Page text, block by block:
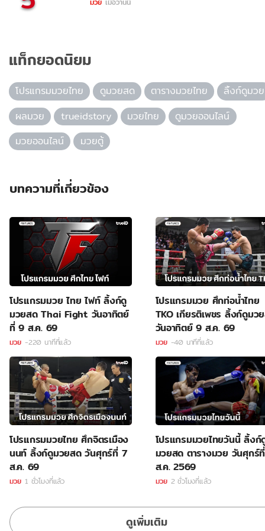
แท็กยอดนิยม
โปรแกรมมวยไทย ดูมวยสด ตารางมวยไทย
ลิ้งก์ดูมวย
ผลมวย
trueidstory มวยไทย
ดูมวยออนไลน์
มวยออนไลน์
มวยตู้
บทความที่เกี่ยวข้อง
โปรแกรมมวย ไทย ไฟท์ ลิ้งก์ดู
มวยสด Thai Fight วันอาทิตย์
ที่ 9 ส.ค. 69
มวย -220 นาทีที่แล้ว
โปรแกรมมวย ศึกท่อน้ำไทย
TKO เกียรติเพชร ลิ้งก์ดูมว
วันอาทิตย์ 9 ส.ค. 69
มวย -40 นาทีที่แล้ว
โปรแกรมมวยไทย ศึกจิตรเมือง
นนท์ ลิ้งก์ดูมวยสด วันศุกร์ที่ 7
ส.ค. 69
มวย 1 ชั่วโมงที่แล้ว
โปรแกรมมวยไทยวันนี้ ลิ้งก์
มวยสด ตารางมวย วันศุกร์
ส.ค. 2569
มวย 2 ชั่วโมงที่แล้ว
ดูเพิ่มเติม